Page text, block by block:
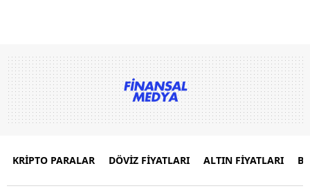
KRİPTO PARALAR DÖVİZ FİYATLARI ALTIN FİYATLARI